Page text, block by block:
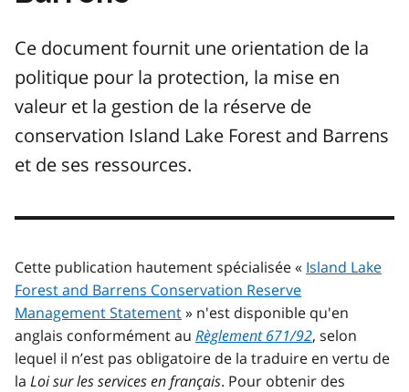
Ce document fournit une orientation de la
politique pour la protection, la mise en
valeur et la gestion de la réserve de
conservation Island Lake Forest and Barrens
et de ses ressources.
Cette publication hautement spécialisée « Island Lake
Forest and Barrens Conservation Reserve
Management Statement» n'est disponible qu'en
anglais conformément au Règlement 671/92, selon
lequel il n’est pas obligatoire de la traduire en vertu de
la Loi sur les services en français. Pour obtenir des